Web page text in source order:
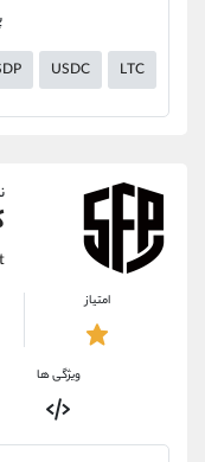
USDC LTC
امتیاز
ویژگی ها